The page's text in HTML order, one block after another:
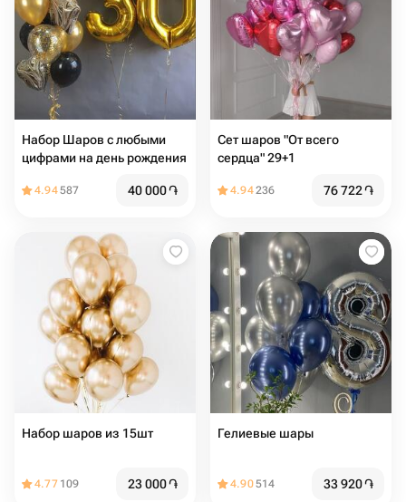
Набор Шаров с любыми
цифрами на день рождения
4.94587 40 000֏
Сет шаров "От всего
сердца" 29+1
4.94236 76 722֏
Набор шаров из 15шт
4.77 109 23 000֏
Гелиевые шары
4.90514 33 920֏